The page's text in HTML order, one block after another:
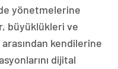
yönetmelerine
büyüklükleri ve
kendilerine
dijital